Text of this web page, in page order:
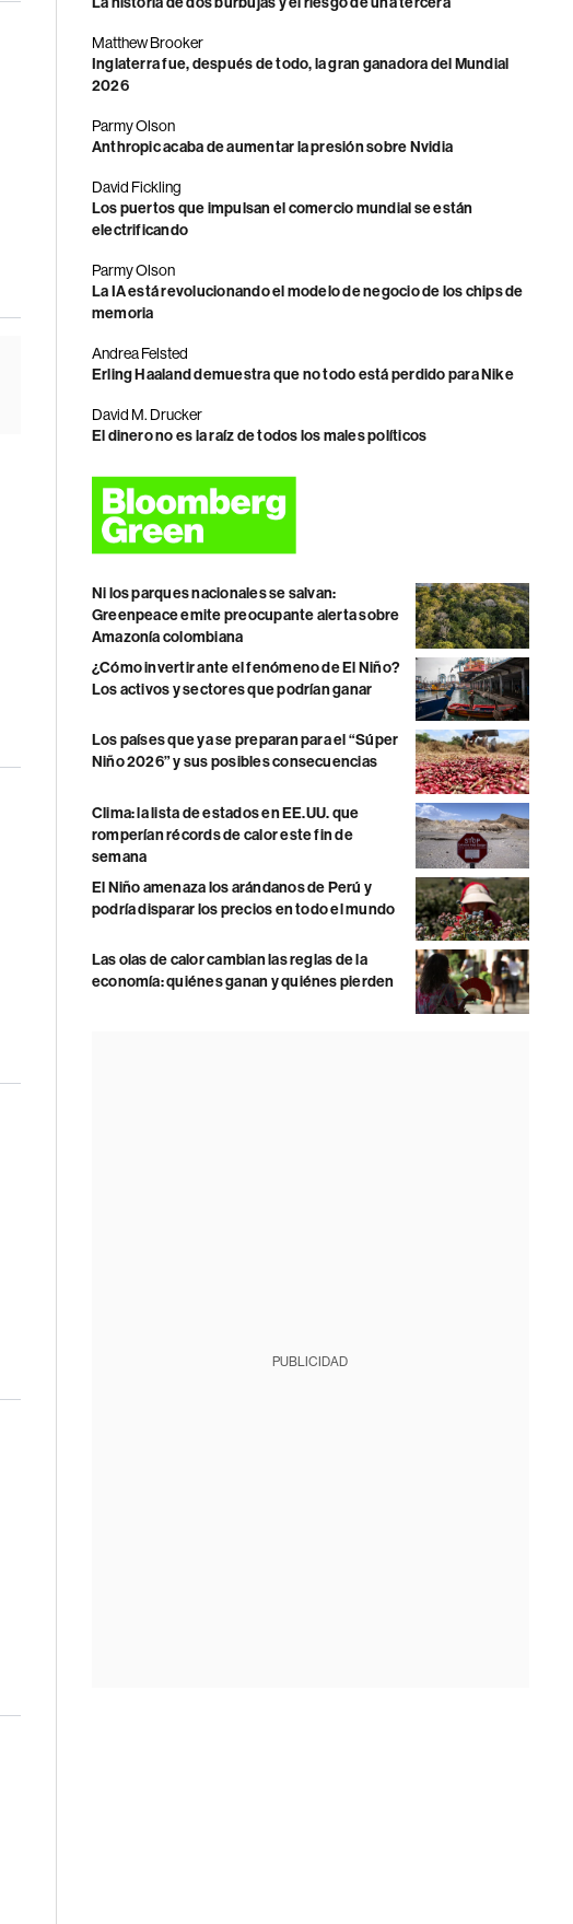
Matthew Brooker
Inglaterra fue, después de todo, la gran ganadora del Mundial
2026
Parmy Olson
Anthropic acaba de aumentar la presión sobre Nvidia
David Fickling
Los puertos que impulsan el comercio mundial se están
electrificando
Parmy Olson
La IA está revolucionando el modelo de negocio de los chips de
memoria
Andrea Felsted
Erling Haaland demuestra que no todo está perdido para Nike
David M. Drucker
El dinero no es la raíz de todos los males políticos
Ni los parques nacionales se salvan:
Greenpeace emite preocupante alerta sobre
Amazonía colombiana
¿Cómo invertir ante el fenómeno de El Niño?
Los activos y sectores que podrían ganar
Los países que ya se preparan para el “Súper
Niño 2026” y sus posibles consecuencias
Clima: la lista de estados en EE.UU. que
romperían récords de calor este fin de
semana
El Niño amenaza los arándanos de Perú y
podría disparar los precios en todo el mundo
Las olas de calor cambian las reglas de la
economía: quiénes ganan y quiénes pierden
PUBLICIDAD